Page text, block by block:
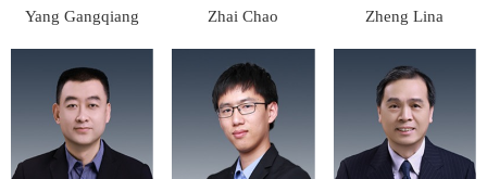
Yang Gangqiang Zhai Chao Zheng Lina